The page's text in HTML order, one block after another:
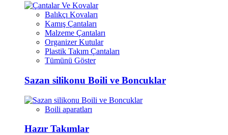
Balıkçı Kovaları
Kamış Çantaları
Malzeme Çantaları
Organizer Kutular
Plastik Takım Çantaları
Tümünü Göster
Sazan silikonu Boili ve Boncuklar
Boili aparatları
Hazır Takımlar